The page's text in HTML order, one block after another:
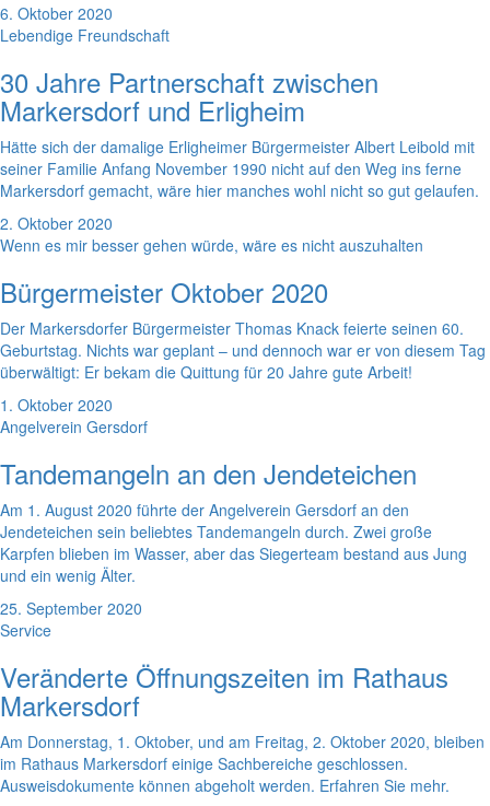
6. Oktober 2020
Lebendige Freundschaft
30 Jahre Partnerschaft zwischen
Markersdorf und Erligheim
Hätte sich der damalige Erligheimer Bürgermeister Albert Leibold mit
seiner Familie Anfang November 1990 nicht auf den Weg ins ferne
Markersdorf gemacht, wäre hier manches wohl nicht so gut gelaufen.
2. Oktober 2020
Wenn es mir besser gehen würde, wäre es nicht auszuhalten
Bürgermeister Oktober 2020
Der Markersdorfer Bürgermeister Thomas Knack feierte seinen 60.
Geburtstag. Nichts war geplant – und dennoch war er von diesem Tag
überwältigt: Er bekam die Quittung für 20 Jahre gute Arbeit!
1. Oktober 2020
Angelverein Gersdorf
Tandemangeln an den Jendeteichen
Am 1. August 2020 führte der Angelverein Gersdorf an den
Jendeteichen sein beliebtes Tandemangeln durch. Zwei große
Karpfen blieben im Wasser, aber das Siegerteam bestand aus Jung
und ein wenig Älter.
25. September 2020
Service
Veränderte Öffnungszeiten im Rathaus
Markersdorf
Am Donnerstag, 1. Oktober, und am Freitag, 2. Oktober 2020, bleiben
im Rathaus Markersdorf einige Sachbereiche geschlossen.
Ausweisdokumente können abgeholt werden. Erfahren Sie mehr.